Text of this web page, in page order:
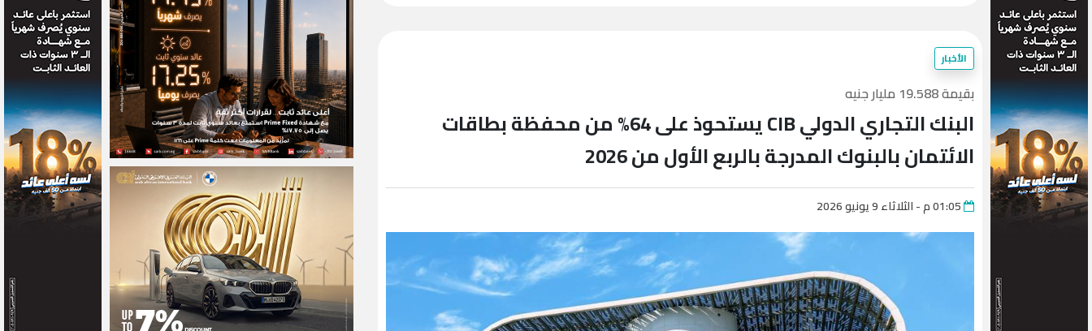
الأخبار
بقيمة 19.588 مليار جنيه
البنك التجاري الدولي CIB يستحوذ على 64% من محفظة بطاقات
الائتمان بالبنوك المدرجة بالربع الأول من 2026